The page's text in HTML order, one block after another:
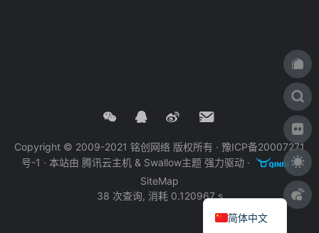
Copyright © 2009-2021 铭创网络 版权所有 · 豫ICP备20007271
号-1 · 本站由 腾讯云主机 & Swallow主题 强力驱动 ·
·
SiteMap
38 次查询, 消耗 0.120967 s
简体中文